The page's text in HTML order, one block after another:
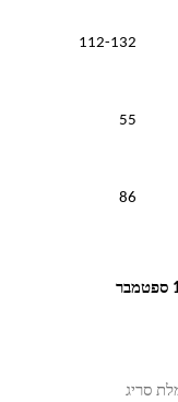
112-132
55
86
סריג